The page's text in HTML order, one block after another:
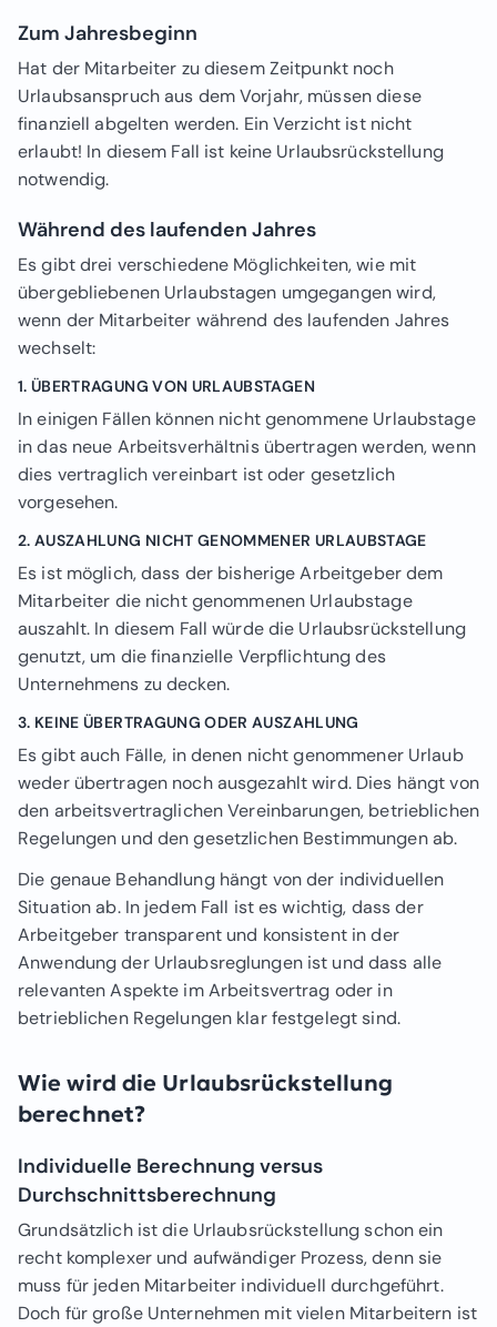
Zum Jahresbeginn
Hat der Mitarbeiter zu diesem Zeitpunkt noch
Urlaubsanspruch aus dem Vorjahr, müssen diese
finanziell abgelten werden. Ein Verzicht ist nicht
erlaubt! In diesem Fall ist keine Urlaubsrückstellung
notwendig.
Während des laufenden Jahres
Es gibt drei verschiedene Möglichkeiten, wie mit
übergebliebenen Urlaubstagen umgegangen wird,
wenn der Mitarbeiter während des laufenden Jahres
wechselt:
1. ÜBERTRAGUNG VON URLAUBSTAGEN
In einigen Fällen können nicht genommene Urlaubstage
in das neue Arbeitsverhältnis übertragen werden, wenn
dies vertraglich vereinbart ist oder gesetzlich
vorgesehen.
2. AUSZAHLUNG NICHT GENOMMENER URLAUBSTAGE
Es ist möglich, dass der bisherige Arbeitgeber dem
Mitarbeiter die nicht genommenen Urlaubstage
auszahlt. In diesem Fall würde die Urlaubsrückstellung
genutzt, um die finanzielle Verpflichtung des
Unternehmens zu decken.
3. KEINE ÜBERTRAGUNG ODER AUSZAHLUNG
Es gibt auch Fälle, in denen nicht genommener Urlaub
weder übertragen noch ausgezahlt wird. Dies hängt von
den arbeitsvertraglichen Vereinbarungen, betrieblichen
Regelungen und den gesetzlichen Bestimmungen ab.
Die genaue Behandlung hängt von der individuellen
Situation ab. In jedem Fall ist es wichtig, dass der
Arbeitgeber transparent und konsistent in der
Anwendung der Urlaubsreglungen ist und dass alle
relevanten Aspekte im Arbeitsvertrag oder in
betrieblichen Regelungen klar festgelegt sind.
Wie wird die Urlaubsrückstellung
berechnet?
Individuelle Berechnung versus
Durchschnittsberechnung
Grundsätzlich ist die Urlaubsrückstellung schon ein
recht komplexer und aufwändiger Prozess, denn sie
muss für jeden Mitarbeiter individuell durchgeführt.
Doch für große Unternehmen mit vielen Mitarbeitern ist